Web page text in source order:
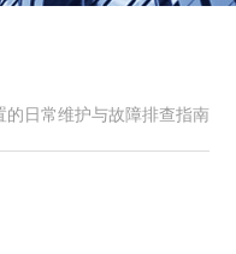
日常维护与故障排查指南